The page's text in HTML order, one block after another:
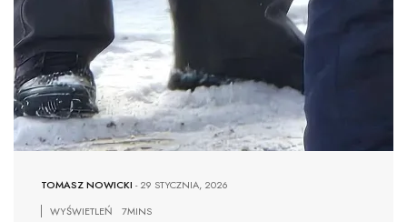
TOMASZ NOWICKI -29 STYCZNIA, 2026
WYŚWIETLEŃ
7MINS